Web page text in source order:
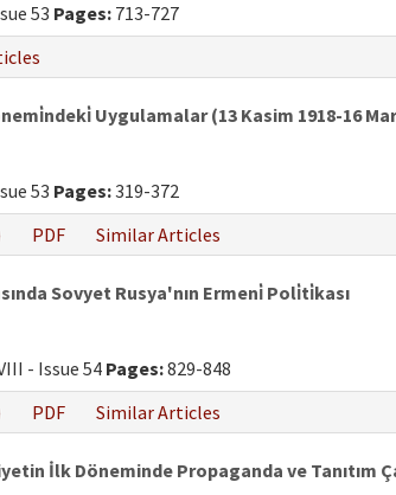
53 Pages: 713-727
Uygulamalar (13 Kasim 1918-16
53 Pages:319-372
PDF Similar Articles
Sovyet Rusya'nın Ermeni̇ Poli̇ti̇kası
- Issue 54 Pages:829-848
PDF Similar Articles
İlk Döneminde Propaganda ve Tanıtım